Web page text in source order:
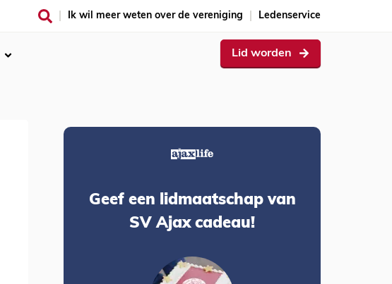
Ik wil meer weten over de vereniging Ledenservice
Lid worden
Geef een lidmaatschap van
SV Ajax cadeau!